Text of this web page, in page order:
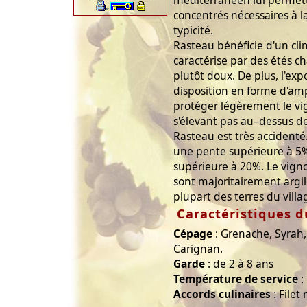
concentrés nécessaires à
typicité.
Rasteau bénéficie d'un
caractérise par des étés
plutôt doux. De plus,
disposition en forme
protéger légèrement le
s'élevant pas au–dessus
Rasteau est très
une pente supérieure à
supérieure à 20%. Le
sont majoritairement
plupart des terres du
Caractéristiques
Cépage : Grenache,
Carignan.
Garde : de 2 à 8 ans
Température de service :
Accords culinaires: Filet